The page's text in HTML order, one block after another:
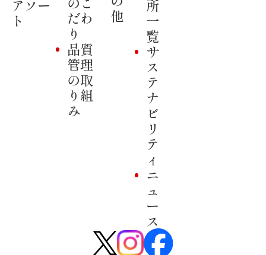
アソー
ト
だわ
り
品質
管理
の取
り組
み
他
所
一
覧
サ
ス
テ
ナ
ビ
リ
テ
ィ
ニ
ュ
ー
ス